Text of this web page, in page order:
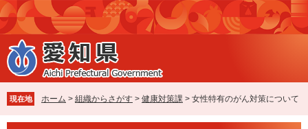
ペ
ー
ジ
の
先
で
す
。
メ
ニ
ュ
ー
を
ば
し
て
現在地 ホーム > 組織からさがす > 健康対策課 > 女性特有のがん対策について